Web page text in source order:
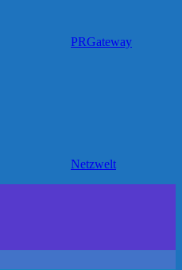
PRGateway
Netzwelt